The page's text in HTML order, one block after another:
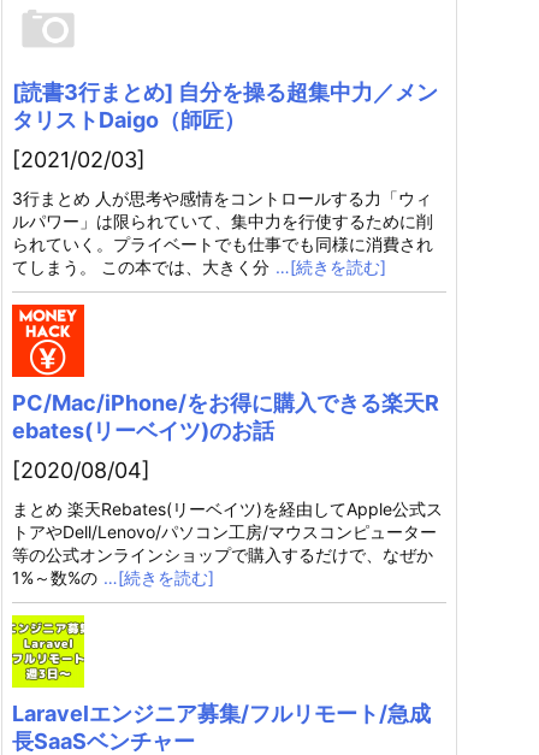
[読書3行まとめ] 自分を操る超集中力／メン
タリストDaigo（師匠）
[2021/02/03]
3行まとめ 人が思考や感情をコントロールする力「ウィ
ルパワー」は限られていて、集中力を行使するために削
られていく。プライベートでも仕事でも同様に消費され
てしまう。 この本では、大きく分 …[続きを読む]
PC/Mac/iPhone/をお得に購入できる楽天R
ebates(リーベイツ)のお話
[2020/08/04]
まとめ 楽天Rebates(リーベイツ)を経由してApple公式ス
トアやDell/Lenovo/パソコン工房/マウスコンピューター
等の公式オンラインショップで購入するだけで、なぜか
1%～数%の …[続きを読む]
Laravelエンジニア募集/フルリモート/急成
長SaaSベンチャー